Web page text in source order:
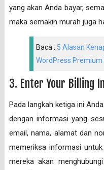
yang akan Anda bayar,
maka semakin murah juga
Baca : 5 Alasan
WordPress Premium
3. Enter Your Billing
Pada langkah ketiga ini
dengan informasi yang
email, nama, alamat dan
memeriksa informasi
mereka akan